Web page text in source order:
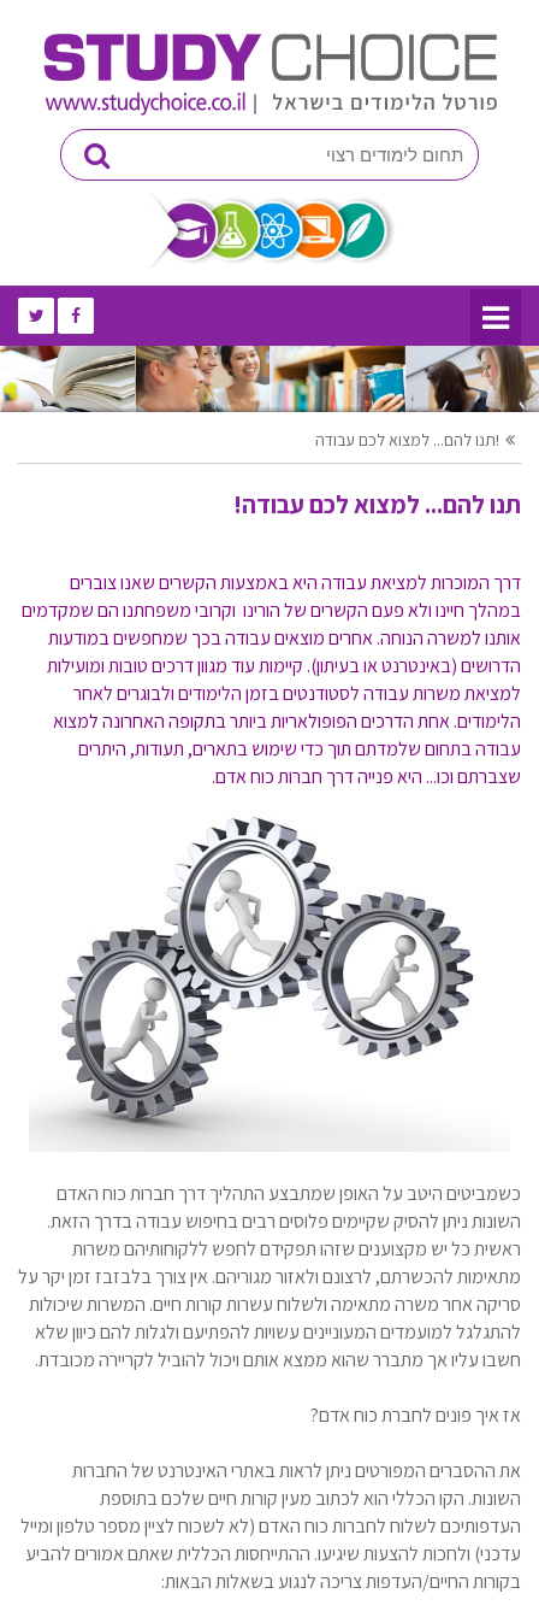
תנו להם... למצוא לכם עבודה!
תנו להם... למצוא לכם עבודה!
דרך המוכרות למציאת עבודה היא באמצעות הקשרים שאנו צוברים
במהלך חיינו ולא פעם הקשרים של הורינו וקרובי משפחתנו הם שמקדמים
אותנו למשרה הנוחה. אחרים מוצאים עבודה בכך שמחפשים במודעות
הדרושים (באינטרנט או בעיתון). קיימות עוד מגוון דרכים טובות ומועילות
למציאת משרות עבודה לסטודנטים בזמן הלימודים ולבוגרים לאחר
הלימודים. אחת הדרכים הפופולאריות ביותר בתקופה האחרונה למצוא
עבודה בתחום שלמדתם תוך כדי שימוש בתארים, תעודות, היתרים
שצברתם וכו... היא פנייה דרך חברות כוח אדם.
כשמביטים היטב על האופן שמתבצע התהליך דרך חברות כוח האדם
השונות ניתן להסיק שקיימים פלוסים רבים בחיפוש עבודה בדרך הזאת.
ראשית כל יש מקצוענים שזהו תפקידם לחפש ללקוחותיהם משרות
מתאימות להכשרתם, לרצונם ולאזור מגוריהם. אין צורך בלבזבז זמן יקר על
סריקה אחר משרה מתאימה ולשלוח עשרות קורות חיים. המשרות שיכולות
להתגלגל למועמדים המעוניינים עשויות להפתיעם ולגלות להם כיוון שלא
חשבו עליו אך מתברר שהוא ממצא אותם ויכול להוביל לקריירה מכובדת.
אז איך פונים לחברת כוח אדם?
את ההסברים המפורטים ניתן לראות באתרי האינטרנט של החברות
השונות. הקו הכללי הוא לכתוב מעין קורות חיים שלכם בתוספת
העדפותיכם לשלוח לחברות כוח האדם (לא לשכוח לציין מספר טלפון ומייל
עדכני) ולחכות להצעות שיגיעו. ההתייחסות הכללית שאתם אמורים להביע
בקורות החיים/העדפות צריכה לנגוע בשאלות הבאות: